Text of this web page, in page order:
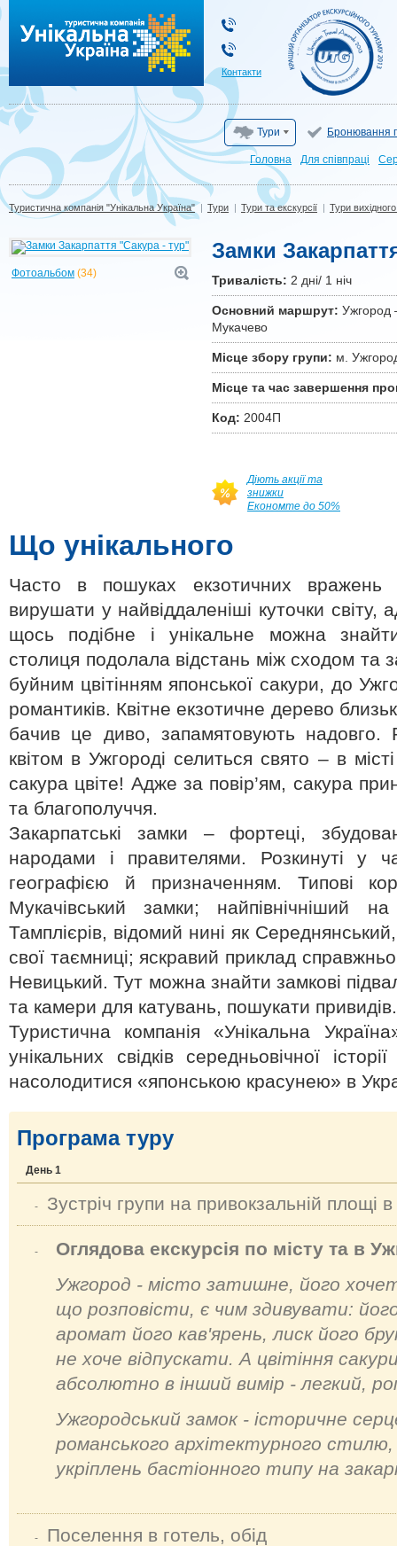
Контакти
Тури Бронювання
Головна Для cпівпраці
Туристична компанія "Унікальна Україна" | Тури | Тури та екскурсії | Тури
Фотоальбом (34)
Замки
Тривалiсть: 2 дні/ 1 ніч
Основний маршрут: Ужгород
Мукачево
Місце збору групи: м.
Місце та час завершення
Код: 2004П
Діють акції та
знижки
Економте до 50%
Що унікального
Часто в пошуках екзотичних вражень
вирушати у найвіддаленіші куточки
щось подібне і унікальне можна
столиця подолала відстань між сходом
буйним цвітінням японської сакури, до
романтиків. Квітне екзотичне дерево
бачив це диво, запамятовують
квітом в Ужгороді селиться свято – в
сакура цвіте! Адже за повір’ям, сакура
та благополуччя.
Закарпатські замки – фортеці,
народами і правителями. Розкинуті у
географією й призначенням. Типові
Мукачівський замки; найпівнічніший
Тамплієрів, відомий нині як
свої таємниці; яскравий приклад
Невицький. Тут можна знайти замкові
та камери для катувань, пошукати привидів.
Туристична компанія «Унікальна
унікальних свідків середньовічної
насолодитися «японською красунею» в
Програма туру
День 1
- Зустріч групи на привокзальній площі
-
Оглядова екскурсія по місту та в
Ужгород - місто затишне, його
що розповісти, є чим здивувати:
аромат його кав'ярень, лиск його
не хоче відпускати. А цвітіння
абсолютно в інший вимір - легкий,
Ужгородський замок - історичне
романського архітектурного стилю,
укріплень бастіонного типу на
- Поселення в готель, обід